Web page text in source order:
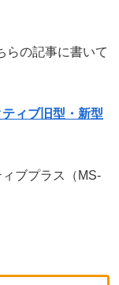
らの記事に書いて
ィブ旧型・新型
ブプラス（MS-